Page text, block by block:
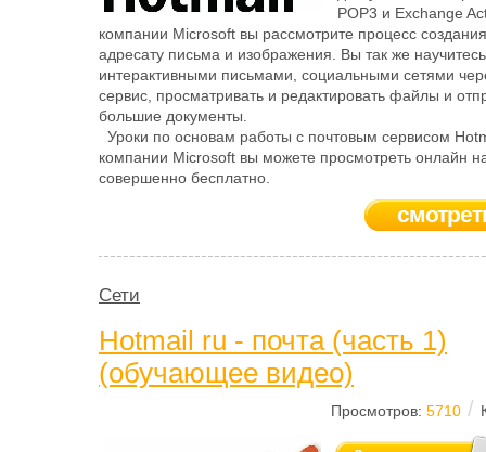
POP3 и Exchange
компании Microsoft вы рассмотрите процесс
адресату письма и изображения. Вы так же
интерактивными письмами, социальными сетями
сервис, просматривать и редактировать файлы и
большие документы.
Уроки по основам работы с почтовым сервисом
компании Microsoft вы можете просмотреть онлайн
совершенно бесплатно.
Сети
Hotmail ru - почта (часть 1)
(обучающее видео)
Просмотров: 5710 /